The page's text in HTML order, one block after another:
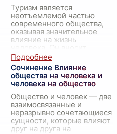
Туризм является
неотъемлемой частью
современного общества,
оказывая значительное
влияние на жизнь
разнообразие и новизну в
повседневную рутину,
предоставляя воз...
Сочинение Влияние
общества на человека и
человека на общество
Общество и человек — две
взаимосвязанные и
неразрывно сочетающиеся
сущности, которые влияют
друг на друга на